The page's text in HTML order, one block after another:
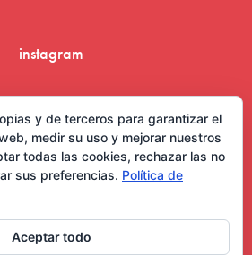
instagram
y de terceros para garantizar el
medir su uso y mejorar nuestros
todas las cookies, rechazar las no
sus preferencias. Política de
Aceptar todo